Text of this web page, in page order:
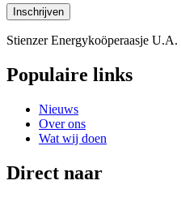
Stienzer Energykoöperaasje U.A.
Populaire links
Nieuws
Over ons
Wat wij doen
Direct naar